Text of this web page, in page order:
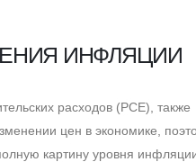
ИНФЛЯЦИИ
расходов (PCE), также
цен в экономике,
картину уровня